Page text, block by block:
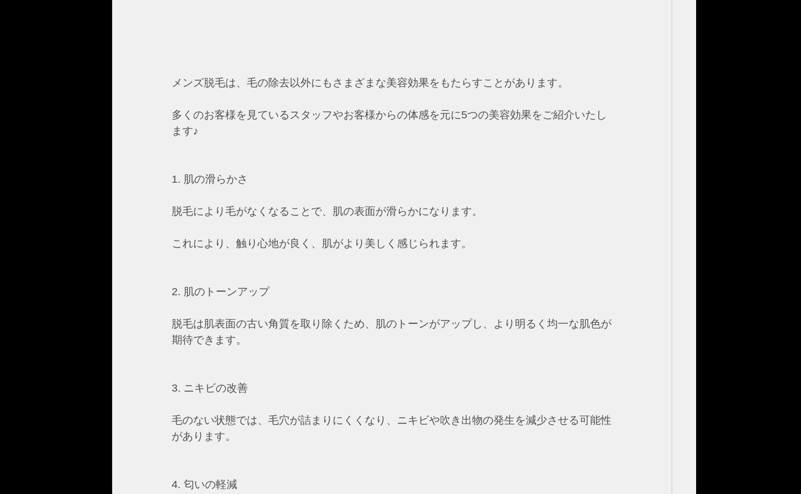
メンズ脱毛は、毛の除去以外にもさまざまな美容効果をもたらすことがあります。
多くのお客様を見ているスタッフやお客様からの体感を元に5つの美容効果をご紹介いたし
ます♪
1. 肌の滑らかさ
脱毛により毛がなくなることで、肌の表面が滑らかになります。
これにより、触り心地が良く、肌がより美しく感じられます。
2. 肌のトーンアップ
脱毛は肌表面の古い角質を取り除くため、肌のトーンがアップし、より明るく均一な肌色が
期待できます。
3. ニキビの改善
毛のない状態では、毛穴が詰まりにくくなり、ニキビや吹き出物の発生を減少させる可能性
があります。
4. 匂いの軽減